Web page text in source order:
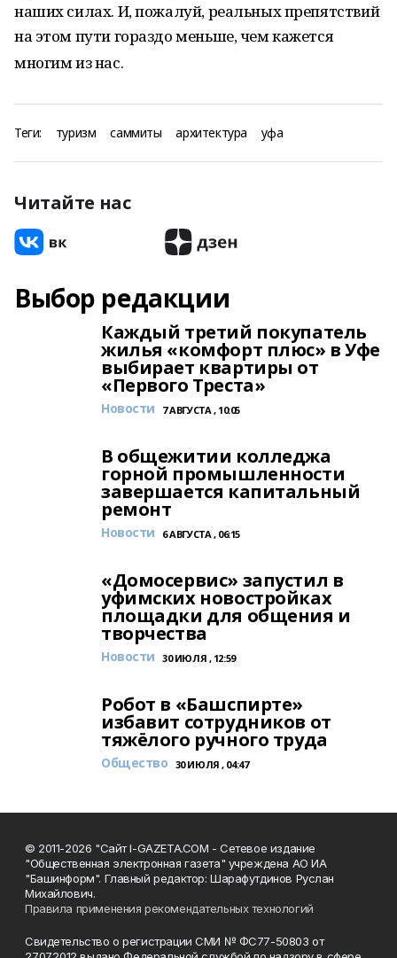
наших силах. И, пожалуй, реальных препятствий
на этом пути гораздо меньше, чем кажется
многим из нас.
Теги: туризм саммиты архитектура уфа
Читайте нас
Выбор редакции
Каждый третий покупатель
жилья «комфорт плюс» в Уфе
выбирает квартиры от
«Первого Треста»
Новости 7 АВГУСТА , 10:05
В общежитии колледжа
горной промышленности
завершается капитальный
ремонт
Новости 6 АВГУСТА , 06:15
«Домосервис» запустил в
уфимских новостройках
площадки для общения и
творчества
Новости 30 ИЮЛЯ , 12:59
Робот в «Башспирте»
избавит сотрудников от
тяжёлого ручного труда
Общество 30 ИЮЛЯ , 04:47
© 2011-2026 "Сайт I-GAZETA.COM - Сетевое издание
"Общественная электронная газета" учреждена АО ИА
"Башинформ". Главный редактор: Шарафутдинов Руслан
Михайлович.
Правила применения рекомендательных технологий
Свидетельство о регистрации СМИ № ФС77-50803 от